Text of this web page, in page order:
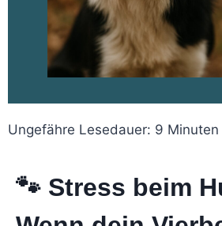
Ungefähre Lesedauer: 9 Minuten
🐾 Stress beim